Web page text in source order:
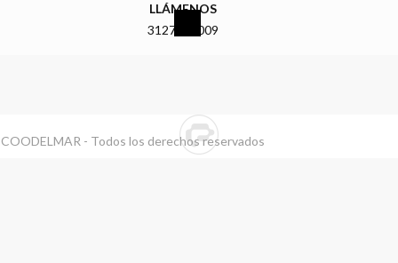
LLÁMENOS
3127919009
- Todos los derechos reservados